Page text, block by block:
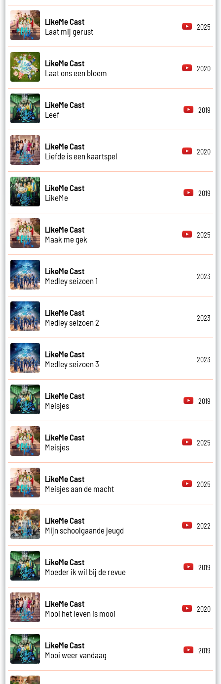
LikeMe Cast
Laat mij gerust
2025
LikeMe Cast
Laat ons een bloem
2020
LikeMe Cast
Leef
2019
LikeMe Cast
Liefde is een kaartspel
2020
LikeMe Cast
LikeMe
2019
LikeMe Cast
Maak me gek
2025
LikeMe Cast
Medley seizoen 1
2023
LikeMe Cast
Medley seizoen 2
2023
LikeMe Cast
Medley seizoen 3
2023
LikeMe Cast
Meisjes
2019
LikeMe Cast
Meisjes
2025
LikeMe Cast
Meisjes aan de macht
2025
LikeMe Cast
Mijn schoolgaande jeugd
2022
LikeMe Cast
Moeder ik wil bij de revue
2019
LikeMe Cast
Mooi het leven is mooi
2020
LikeMe Cast
Mooi weer vandaag
2019